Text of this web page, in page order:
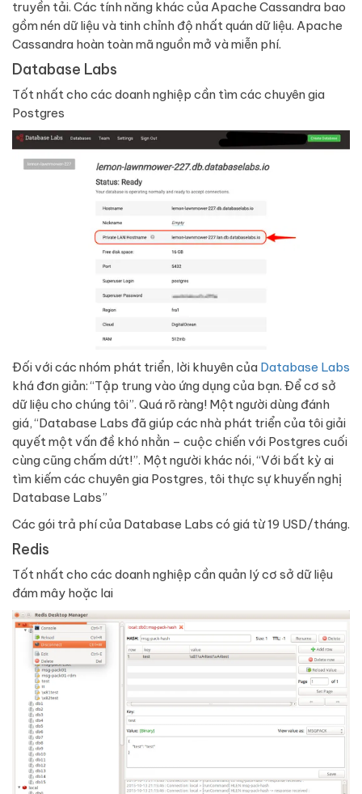
truyền tải. Các tính năng khác của Apache Cassandra bao
gồm nén dữ liệu và tinh chỉnh độ nhất quán dữ liệu. Apache
Cassandra hoàn toàn mã nguồn mở và miễn phí.
Database Labs
Tốt nhất cho các doanh nghiệp cần tìm các chuyên gia
Postgres
Đối với các nhóm phát triển, lời khuyên của Database Labs
khá đơn giản: “Tập trung vào ứng dụng của bạn. Để cơ sở
dữ liệu cho chúng tôi”. Quá rõ ràng! Một người dùng đánh
giá, “Database Labs đã giúp các nhà phát triển của tôi giải
quyết một vấn đề khó nhằn – cuộc chiến với Postgres cuối
cùng cũng chấm dứt!”. Một người khác nói, “Với bất kỳ ai
tìm kiếm các chuyên gia Postgres, tôi thực sự khuyến nghị
Database Labs”
Các gói trả phí của Database Labs có giá từ 19 USD/tháng.
Redis
Tốt nhất cho các doanh nghiệp cần quản lý cơ sở dữ liệu
đám mây hoặc lai